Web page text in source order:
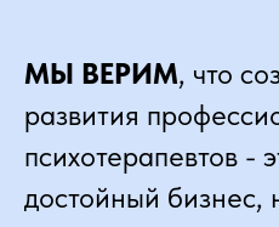
МЫ ВЕРИМ, что
развития
психотерапевтов -
достойный бизнес,